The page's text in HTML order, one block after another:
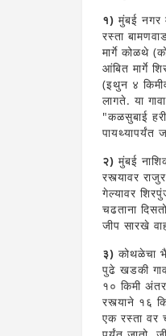
१) मुंबई नगर
रस्ता
मार्गे कोळथे
आंबित मार्गे
(इथुन ४
लागते. या
"कळसुबाई
पायथ्यापर्यंत
२) मुंबई
रस्त्यावर
गेल्यावर
चढताना
जीप सारखे
३) कोथळेचा
पुढे खडकी
१० किमी
रस्त्याने १६
एक रस्ता वर